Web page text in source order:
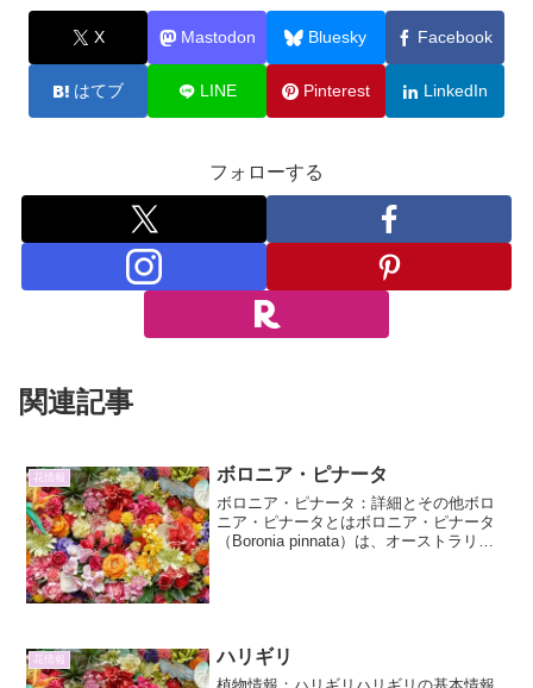
X Mastodon Bluesky Facebook
はてブ LINE Pinterest LinkedIn
フォローする
関連記事
花情報 ボロニア・ピナータ
ボロニア・ピナータ：詳細とその他ボロ
ニア・ピナータとはボロニア・ピナータ
（Boronia pinnata）は、オーストラリア
花情報 ハリギリ